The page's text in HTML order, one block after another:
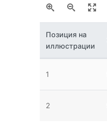
Позиция на
иллюстрации
1
2